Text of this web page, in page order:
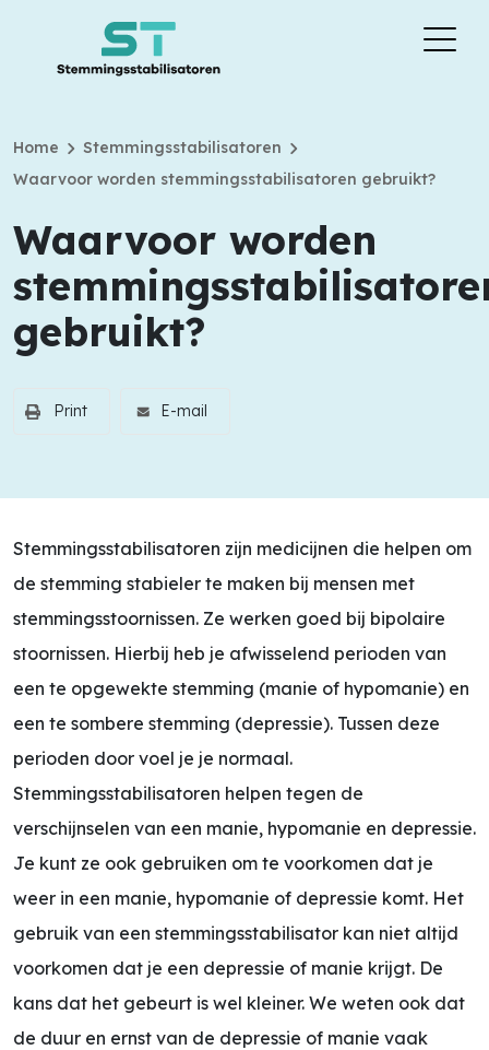
Home chevron_right Stemmingsstabilisatoren chevron_right
Waarvoor worden stemmingsstabilisatoren gebruikt?
Waarvoor worden
gebruikt?
Print E-mail
Stemmingsstabilisatoren zijn medicijnen die helpen om
de stemming stabieler te maken bij mensen met
stemmingsstoornissen. Ze werken goed bij bipolaire
stoornissen. Hierbij heb je afwisselend perioden van
een te opgewekte stemming (manie of hypomanie) en
een te sombere stemming (depressie). Tussen deze
perioden door voel je je normaal.
Stemmingsstabilisatoren helpen tegen de
verschijnselen van een manie, hypomanie en depressie.
Je kunt ze ook gebruiken om te voorkomen dat je
weer in een manie, hypomanie of depressie komt. Het
gebruik van een stemmingsstabilisator kan niet altijd
voorkomen dat je een depressie of manie krijgt. De
kans dat het gebeurt is wel kleiner. We weten ook dat
de duur en ernst van de depressie of manie vaak